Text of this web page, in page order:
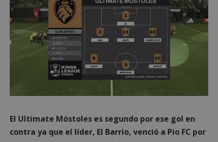
El Ultimate Móstoles es segundo por ese gol en
contra ya que el líder, El Barrio, venció a Pio FC por